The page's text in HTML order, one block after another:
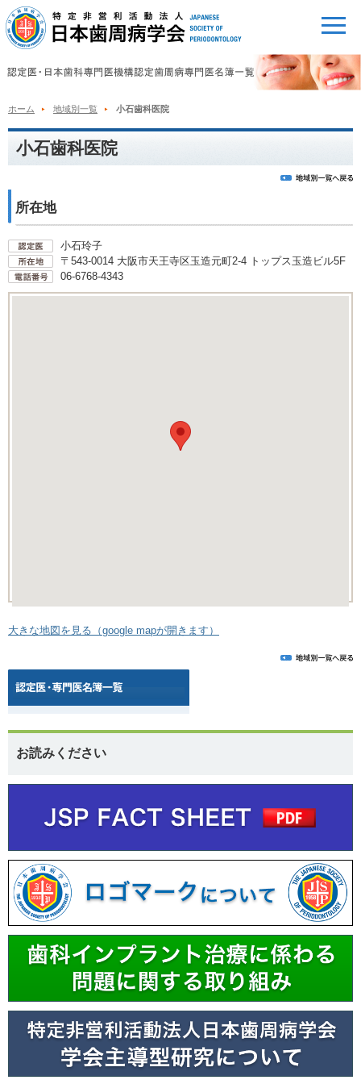
ホーム 地域別一覧 小石歯科医院
小石歯科医院
所在地
小石玲子
〒543-0014 大阪市天王寺区玉造元町2-4 トップス玉造ビル5F
06-6768-4343
大きな地図を見る（google mapが開きます）
お読みください